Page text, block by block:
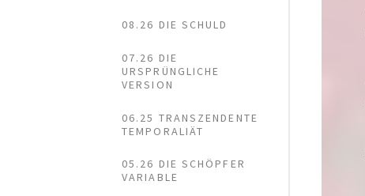
08.26 DIE SCHULD
07.26 DIE
URSPRÜNGLICHE
VERSION
06.25 TRANSZENDENTE
TEMPORALIÄT
05.26 DIE SCHÖPFER
VARIABLE